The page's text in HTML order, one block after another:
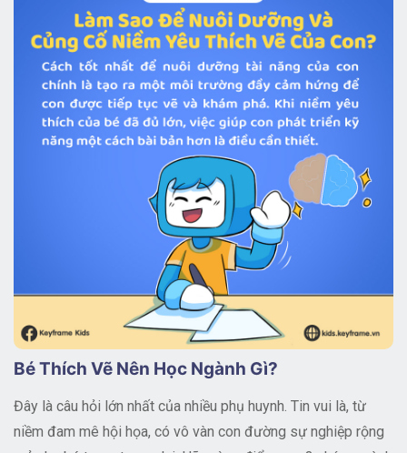
Bé Thích Vẽ Nên Học Ngành Gì?
Đây là câu hỏi lớn nhất của nhiều phụ huynh. Tin vui là, từ
niềm đam mê hội họa, có vô vàn con đường sự nghiệp rộng